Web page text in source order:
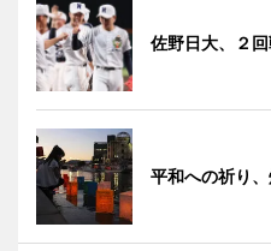
佐野日大、２
平和への祈り